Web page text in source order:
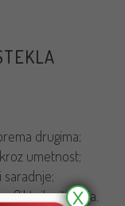
drugima;
umetnost;
saradnje;
situacija.
X